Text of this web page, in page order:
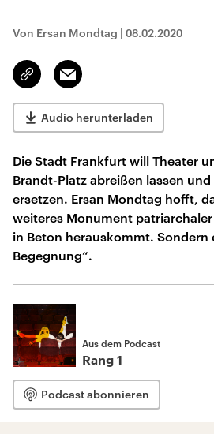
Von Ersan Mondtag | 08.02.2020
Link
kopieren/teilen
Email
Audio herunterladen
Die Stadt Frankfurt will Theater
Brandt-Platz abreißen lassen
ersetzen. Ersan Mondtag hofft,
weiteres Monument
in Beton herauskommt. Sondern
Begegnung“.
Aus dem Podcast
Rang 1
Podcast abonnieren